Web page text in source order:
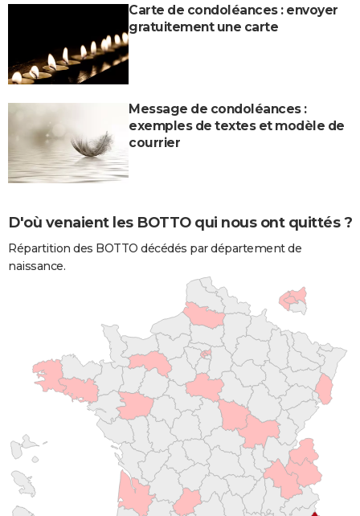
Carte de condoléances : envoyer
gratuitement une carte
Message de condoléances :
exemples de textes et modèle de
courrier
D'où venaient les BOTTO qui nous ont quittés ?
Répartition des BOTTO décédés par département de
naissance.